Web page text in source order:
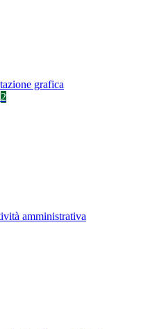
grafica
2
amministrativa